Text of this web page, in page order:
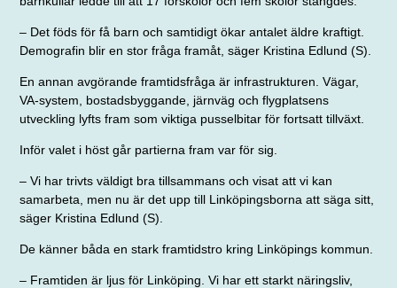
– Det föds för få barn och samtidigt ökar antalet äldre kraftigt.
Demografin blir en stor fråga framåt, säger Kristina Edlund (S).
En annan avgörande framtidsfråga är infrastrukturen. Vägar,
VA-system, bostadsbyggande, järnväg och flyg­platsens
utveckling lyfts fram som viktiga pusselbitar för fortsatt tillväxt.
Inför valet i höst går partierna fram var för sig.
– Vi har trivts väldigt bra tillsammans och visat att vi kan
samarbeta, men nu är det upp till Linköpingsborna att säga sitt,
säger Kristina Edlund (S).
De känner båda en stark framtidstro kring Linköpings kommun.
– Framtiden är ljus för Linköping. Vi har ett starkt näringsliv,